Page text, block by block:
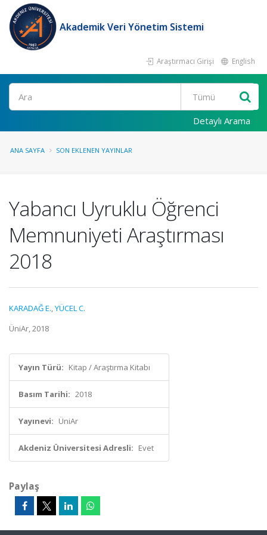
Akademik Veri Yönetim Sistemi
Araştırmacı Girişi English
Ara
Detaylı Arama
ANA SAYFA SON EKLENEN YAYINLAR
Yabancı Uyruklu Öğrenci
Memnuniyeti Araştırması
2018
KARADAĞ E.,YÜCEL C.
ÜniAr, 2018
Yayın Türü: Kitap / Araştırma Kitabı
Basım Tarihi: 2018
Yayınevi: ÜniAr
Akdeniz Üniversitesi Adresli: Evet
Paylaş